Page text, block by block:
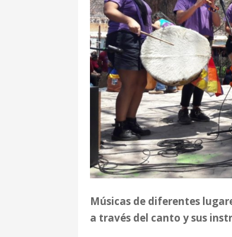
Músicas de diferentes
a través del canto y sus